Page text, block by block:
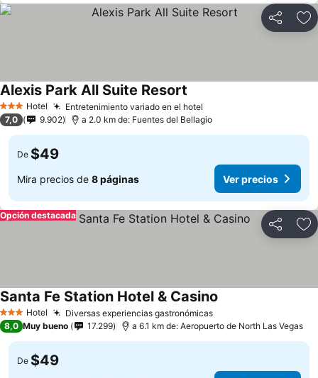
Compartir
3 Estrellas
Hotel Entretenimiento variado en el hotel
Alexis Park All Suite Resort
7,0 9.902 a 2.0 km de: Fuentes del Bellagio
De $49
Mira precios de 8 páginas Ver precios
Compartir
Opción destacada
3 Estrellas
Hotel Diversas experiencias gastronómicas
Santa Fe Station Hotel & Casino
8,0 Muy bueno 17.299 a 6.1 km de: Aeropuerto de North Las Vegas
De $49